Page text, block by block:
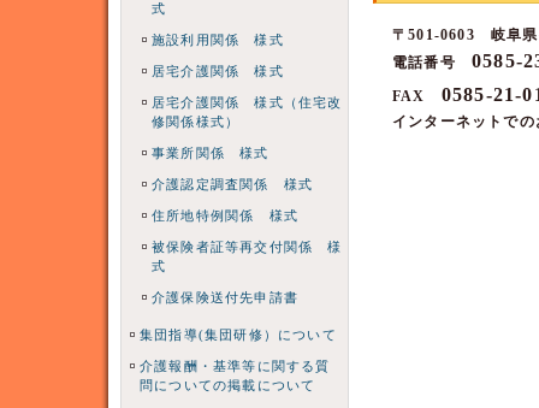
式
施設利用関係 様式
居宅介護関係 様式
居宅介護関係 様式（住宅改
修関係様式）
事業所関係 様式
介護認定調査関係 様式
住所地特例関係 様式
被保険者証等再交付関係 様
式
介護保険送付先申請書
集団指導(集団研修）について
介護報酬・基準等に関する質
問についての掲載について
〒501-0603 岐阜県
電話番号 0585-
FAX 0585-21-
インターネットで